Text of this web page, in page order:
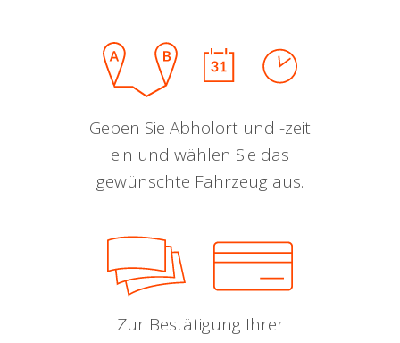
Geben Sie Abholort und -zeit
ein und wählen Sie das
gewünschte Fahrzeug aus.
Zur Bestätigung Ihrer